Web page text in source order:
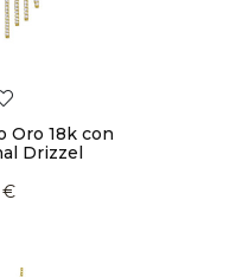
Oro 18k con
Drizzel
€